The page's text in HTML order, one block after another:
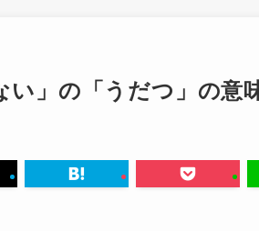
い」の「うだつ」の意